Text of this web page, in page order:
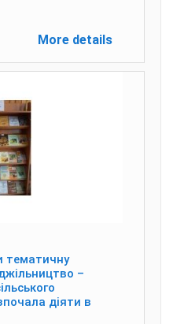
More details
тематичну
–
діяти в